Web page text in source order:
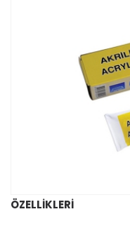
ÖZELLİKLERİ